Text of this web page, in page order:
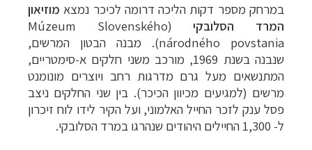
במרחק מספר דקות הליכה דרומה לכיכר נמצא מוזיאון
המרד הסלובקי(
Múzeum Slovenského
národného povstania). מבנה הבטון המרשים,
שנבנה בשנת 1969, מורכב משני חלקים א-סימטריים,
המתנשאים מעל גרם מדרגות רחב ויוצרים מונומנט
מרשים (למגיעים מכיוון הכיכר). בין שני החלקים ניצב
פסל ענק לזכר החייל האלמוני, ועל הקיר לידו לוח זיכרון
ל- 1,300 החיילים היהודים שנהרגו במרד הסלובקי.